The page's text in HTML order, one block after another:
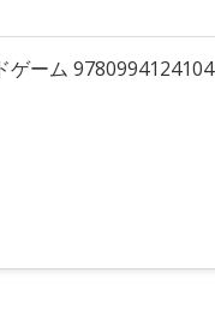
ゲーム 9780994124104